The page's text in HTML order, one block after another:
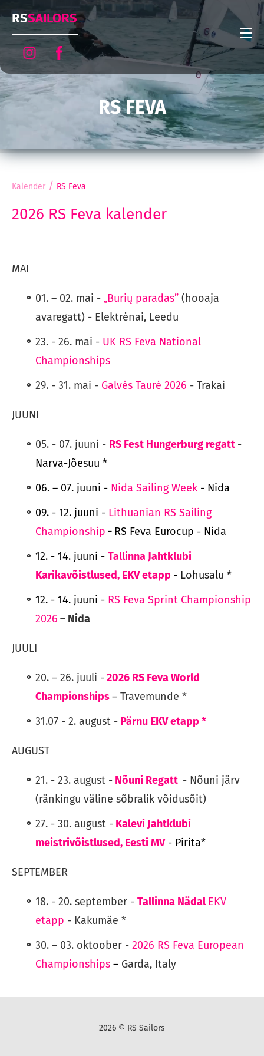
RSSAILORS
RS FEVA
Kalender / RS Feva
2026 RS Feva kalender
MAI
01. – 02. mai - „Burių paradas” (hooaja
avaregatt) - Elektrėnai, Leedu
23. - 26. mai - UK RS Feva National
Championships
29. - 31. mai - Galvės Taurė 2026 - Trakai
JUUNI
05. - 07. juuni - RS Fest Hungerburg regatt -
Narva-Jõesuu *
06. – 07. juuni - Nida Sailing Week - Nida
09. - 12. juuni - Lithuanian RS Sailing
Championship - RS Feva Eurocup - Nida
12. - 14. juuni - Tallinna Jahtklubi
Karikavõistlused, EKV etapp - Lohusalu *
12. - 14. juuni - RS Feva Sprint Championship
2026 – Nida
JUULI
20. – 26. juuli -2026 RS Feva World
Championships– Travemunde *
31.07 - 2. august - Pärnu EKV etapp *
AUGUST
21. - 23. august - Nõuni Regatt - Nõuni järv
(ränkingu väline sõbralik võidusõit)
27. - 30. august - Kalevi Jahtklubi
meistrivõistlused, Eesti MV - Pirita*
SEPTEMBER
18. - 20. september - Tallinna Nädal EKV
etapp - Kakumäe *
30. – 03. oktoober - 2026 RS Feva European
Championships – Garda, Italy
2026 © RS Sailors